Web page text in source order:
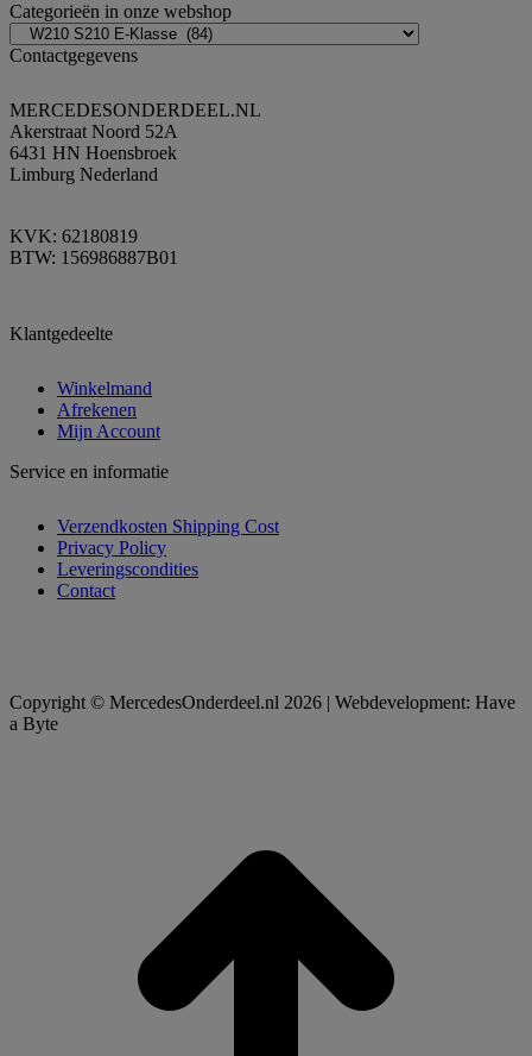
Categorieën in onze webshop
Contactgegevens
MERCEDESONDERDEEL.NL
Akerstraat Noord 52A
6431 HN Hoensbroek
Limburg Nederland
KVK: 62180819
BTW: 156986887B01
Klantgedeelte
Winkelmand
Afrekenen
Mijn Account
Service en informatie
Verzendkosten Shipping Cost
Privacy Policy
Leveringscondities
Contact
Copyright © MercedesOnderdeel.nl 2026 | Webdevelopment: Have
a Byte